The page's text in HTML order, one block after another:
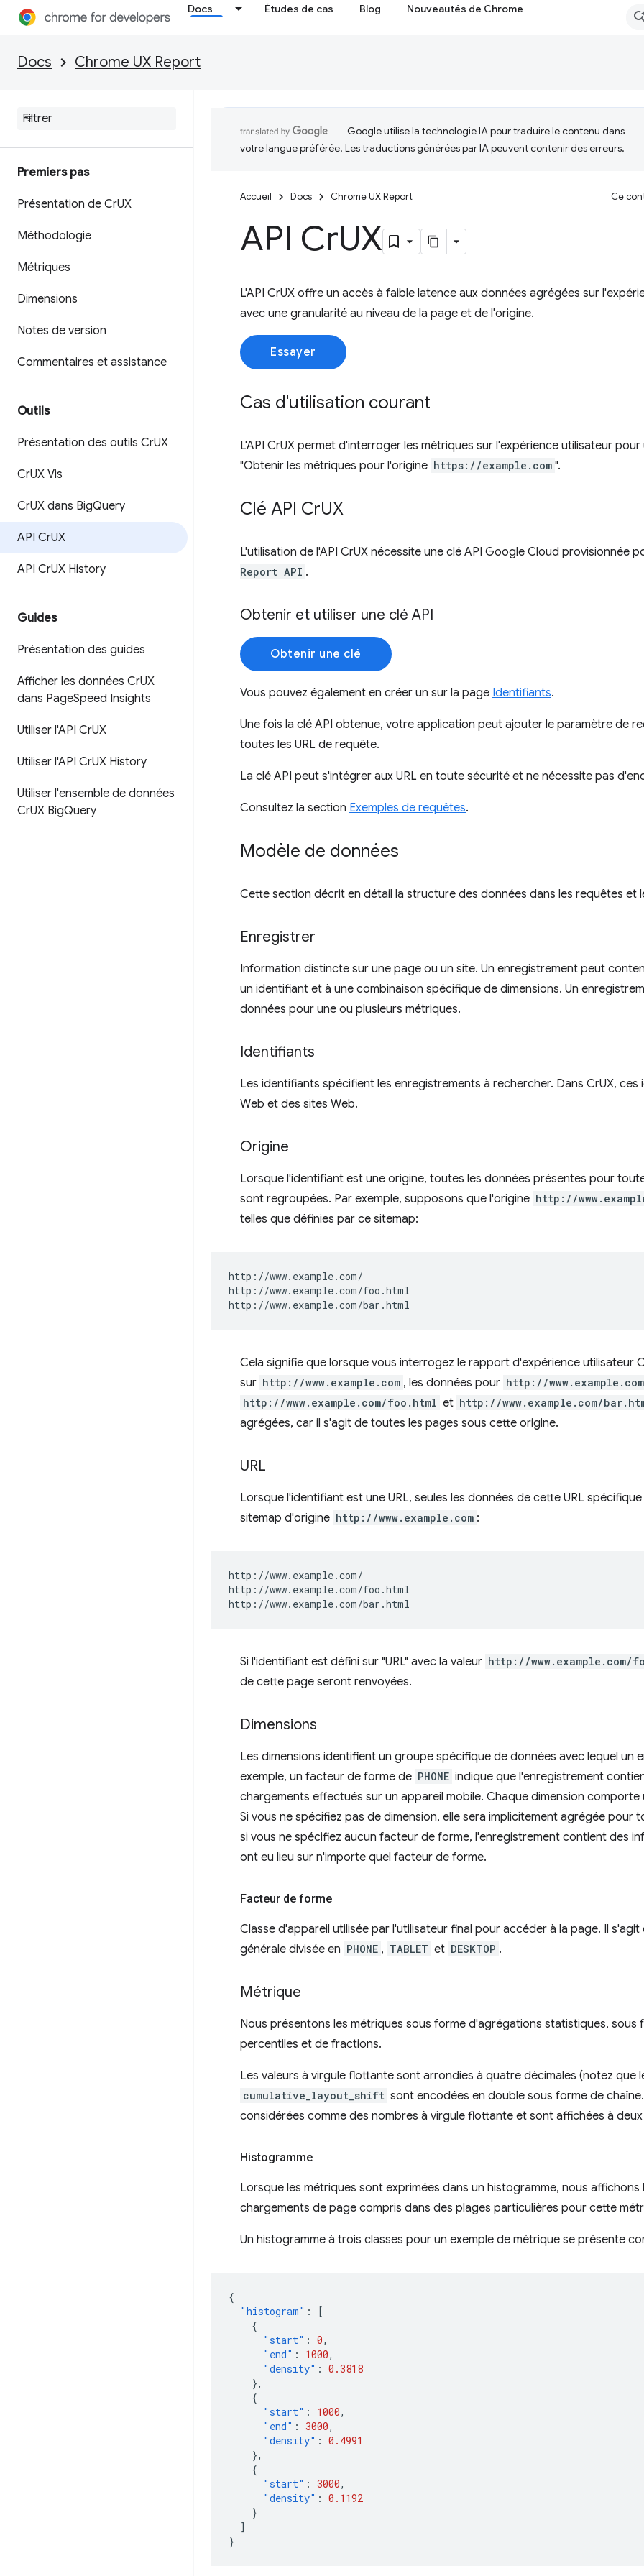
Docs Études de cas Blog Nouveautés de Chrome
Docs Chrome UX Report
Premiers pas
Présentation de CrUX
Méthodologie
Métriques
Dimensions
Notes de version
Commentaires et assistance
Outils
Présentation des outils CrUX
CrUX Vis
CrUX dans BigQuery
API CrUX
API CrUX History
Guides
Présentation des guides
Afficher les données CrUX
dans PageSpeed Insights
Utiliser l'API CrUX
Utiliser l'API CrUX History
Utiliser l'ensemble de données
CrUX BigQuery
Google utilise la technologie IA pour traduire le contenu dans
votre langue préférée. Les traductions générées par IA peuvent contenir des erreurs.
Accueil Docs Chrome UX Report Ce
API CrUX
L'API CrUX offre un accès à faible latence aux données agrégées sur
avec une granularité au niveau de la page et de l'origine.
Essayer
Cas d'utilisation courant
L'API CrUX permet d'interroger les métriques sur l'expérience utilisateur pour
"Obtenir les métriques pour l'origine https://example.com ".
Clé API CrUX
L'utilisation de l'API CrUX nécessite une clé API Google Cloud provisionnée
Report API .
Obtenir et utiliser une clé API
Obtenir une clé
Vous pouvez également en créer un sur la page Identifiants.
Une fois la clé API obtenue, votre application peut ajouter le paramètre de
toutes les URL de requête.
La clé API peut s'intégrer aux URL en toute sécurité et ne nécessite pas
Consultez la section Exemples de requêtes.
Modèle de données
Cette section décrit en détail la structure des données dans les requêtes et
Enregistrer
Information distincte sur une page ou un site. Un enregistrement peut
un identifiant et à une combinaison spécifique de dimensions. Un
données pour une ou plusieurs métriques.
Identifiants
Les identifiants spécifient les enregistrements à rechercher. Dans CrUX, ces
Web et des sites Web.
Origine
Lorsque l'identifiant est une origine, toutes les données présentes pour
sont regroupées. Par exemple, supposons que l'origine http://
telles que définies par ce sitemap:
http://www.example.com/
http://www.example.com/foo.html
Cela signifie que lorsque vous interrogez le rapport d'expérience utilisateur
sur http://www.example.com , les données pour http://
http://www.example.com/foo.html et http://www.example.com/
agrégées, car il s'agit de toutes les pages sous cette origine.
URL
Lorsque l'identifiant est une URL, seules les données de cette URL spécifique
sitemap d'origine http://www.example.com :
http://www.example.com/
http://www.example.com/foo.html
Si l'identifiant est défini sur "URL" avec la valeur http://www.example.com/
de cette page seront renvoyées.
Dimensions
Les dimensions identifient un groupe spécifique de données avec lequel un
exemple, un facteur de forme de PHONE indique que l'enregistrement
chargements effectués sur un appareil mobile. Chaque dimension comporte
Si vous ne spécifiez pas de dimension, elle sera implicitement agrégée pour
si vous ne spécifiez aucun facteur de forme, l'enregistrement contient des
ont eu lieu sur n'importe quel facteur de forme.
Facteur de forme
Classe d'appareil utilisée par l'utilisateur final pour accéder à la page. Il s'agit
générale divisée en PHONE , TABLET et DESKTOP .
Métrique
Nous présentons les métriques sous forme d'agrégations statistiques, sous
percentiles et de fractions.
Les valeurs à virgule flottante sont arrondies à quatre décimales (notez que
cumulative_layout_shift sont encodées en double sous forme de chaîne.
considérées comme des nombres à virgule flottante et sont affichées à deux
Histogramme
Lorsque les métriques sont exprimées dans un histogramme, nous affichons
chargements de page compris dans des plages particulières pour cette
Un histogramme à trois classes pour un exemple de métrique se présente
{
"histogram" :
[
{
"start" : 0,
"end" : 1000,
"density" : 0.3818
},
{
"start" : 1000,
"end" : 3000,
"density" : 0.4991
},
{
"start" : 3000,
"density" : 0.1192
}
]
}